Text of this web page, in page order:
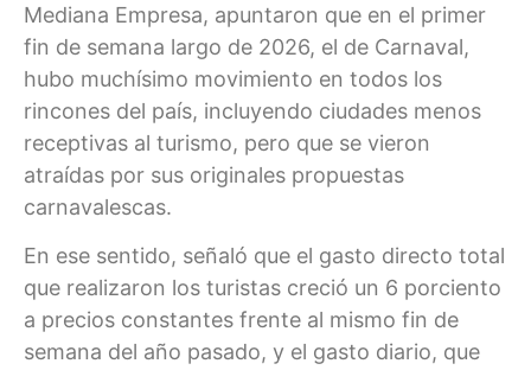
Mediana Empresa, apuntaron que en el primer
fin de semana largo de 2026, el de Carnaval,
hubo muchísimo movimiento en todos los
rincones del país, incluyendo ciudades menos
receptivas al turismo, pero que se vieron
atraídas por sus originales propuestas
carnavalescas.
En ese sentido, señaló que el gasto directo total
que realizaron los turistas creció un 6 porciento
a precios constantes frente al mismo fin de
semana del año pasado, y el gasto diario, que